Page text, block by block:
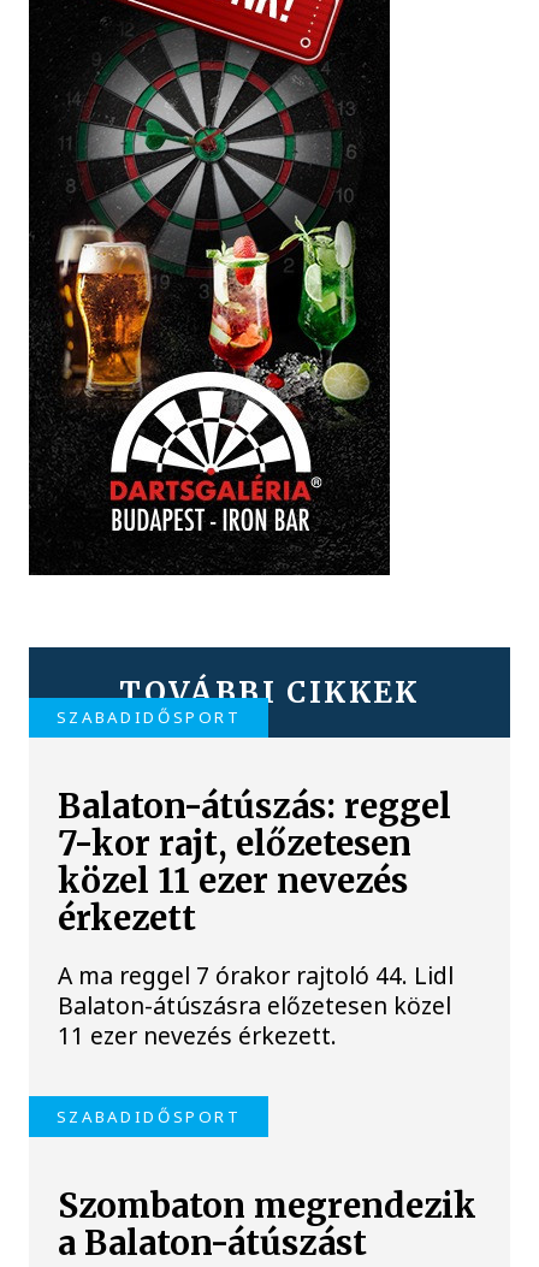
TOVÁBBI CIKKEK
SZABADIDŐSPORT
Balaton-átúszás: reggel
7-kor rajt, előzetesen
közel 11 ezer nevezés
érkezett
A ma reggel 7 órakor rajtoló 44. Lidl
Balaton-átúszásra előzetesen közel
11 ezer nevezés érkezett.
SZABADIDŐSPORT
Szombaton megrendezik
a Balaton-átúszást